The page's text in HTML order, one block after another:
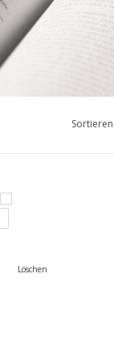
Löschen